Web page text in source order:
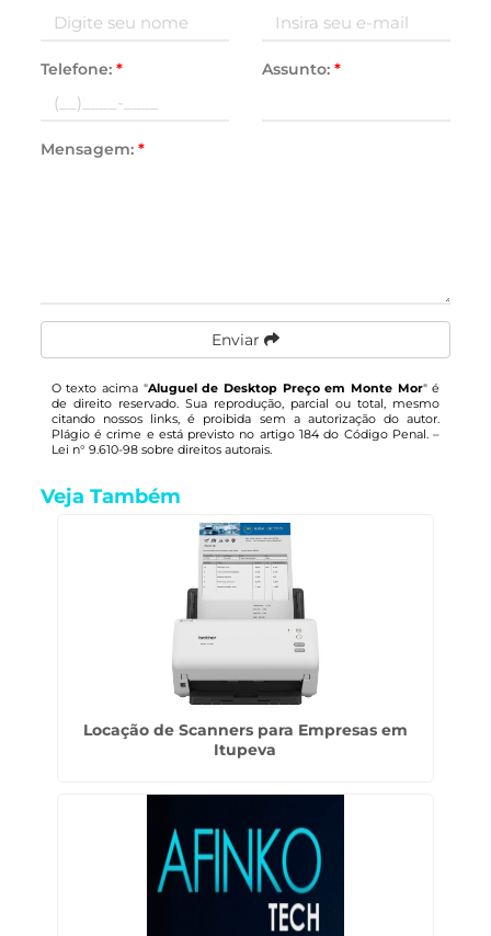
Telefone: * Assunto: *
Mensagem: *
Enviar
O texto acima "Aluguel de Desktop Preço em Monte Mor" é
de direito reservado. Sua reprodução, parcial ou total, mesmo
citando nossos links, é proibida sem a autorização do autor.
Plágio é crime e está previsto no artigo 184 do Código Penal. –
Lei n° 9.610-98 sobre direitos autorais.
Veja Também
Locação de Scanners para Empresas em
Itupeva